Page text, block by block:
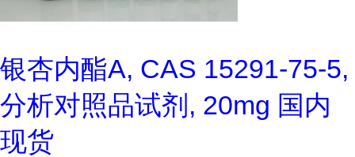
银杏内酯A, CAS 15291-75-5,
分析对照品试剂, 20mg 国内
现货